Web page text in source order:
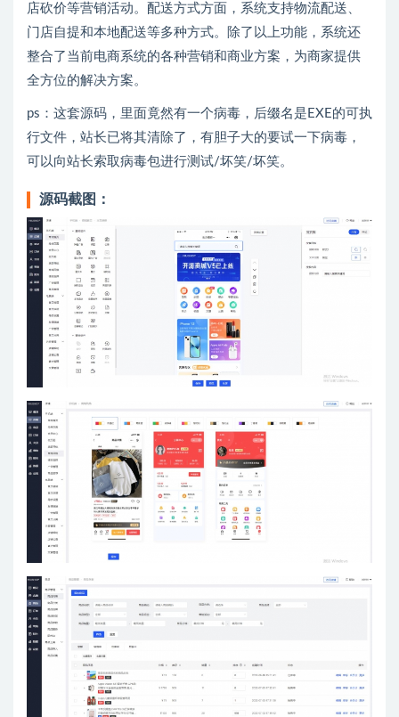
店砍价等营销活动。配送方式方面，系统支持物流配送、
门店自提和本地配送等多种方式。除了以上功能，系统还
整合了当前电商系统的各种营销和商业方案，为商家提供
全方位的解决方案。
ps：这套源码，里面竟然有一个病毒，后缀名是EXE的可执
行文件，站长已将其清除了，有胆子大的要试一下病毒，
可以向站长索取病毒包进行测试/坏笑/坏笑。
源码截图：